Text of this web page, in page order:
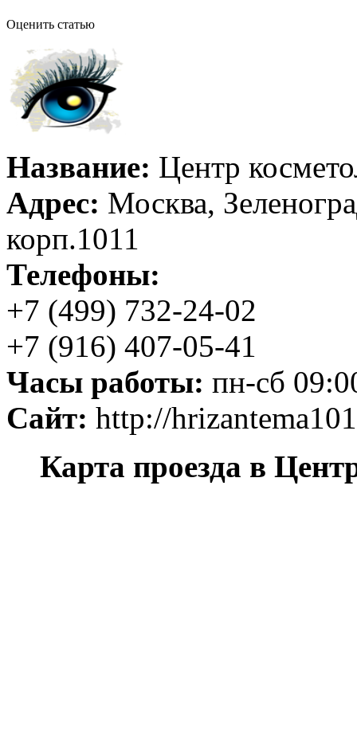
Оценить статью
Название: Центр
Адрес: Москва,
корп.1011
Телефоны:
+7 (499) 732-24-02
+7 (916) 407-05-41
Часы работы: пн-сб
Сайт: http://
Карта проезда в